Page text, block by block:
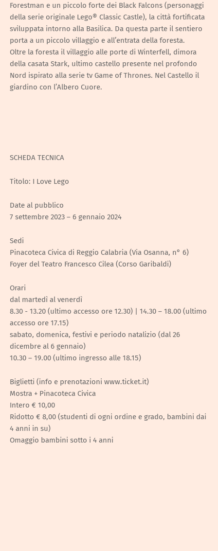
Forestman e un piccolo forte dei Black Falcons (personaggi
della serie originale Lego® Classic Castle), la città fortificata
sviluppata intorno alla Basilica. Da questa parte il sentiero
porta a un piccolo villaggio e all’entrata della foresta.
Oltre la foresta il villaggio alle porte di Winterfell, dimora
della casata Stark, ultimo castello presente nel profondo
Nord ispirato alla serie tv Game of Thrones. Nel Castello il
giardino con l’Albero Cuore.
SCHEDA TECNICA
Titolo: I Love Lego
Date al pubblico
7 settembre 2023 – 6 gennaio 2024
Sedi
Pinacoteca Civica di Reggio Calabria (Via Osanna, n° 6)
Foyer del Teatro Francesco Cilea (Corso Garibaldi)
Orari
dal martedì al venerdì
8.30 - 13.20 (ultimo accesso ore 12.30) | 14.30 – 18.00 (ultimo
accesso ore 17.15)
sabato, domenica, festivi e periodo natalizio (dal 26
dicembre al 6 gennaio)
10.30 – 19.00 (ultimo ingresso alle 18.15)
Biglietti (info e prenotazioni www.ticket.it)
Mostra + Pinacoteca Civica
Intero € 10,00
Ridotto € 8,00 (studenti di ogni ordine e grado, bambini dai
4 anni in su)
Omaggio bambini sotto i 4 anni